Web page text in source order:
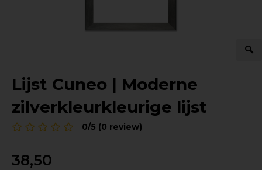
Lijst Cuneo | Moderne
zilverkleurkleurige lijst
0/5 (0 review)
38,50